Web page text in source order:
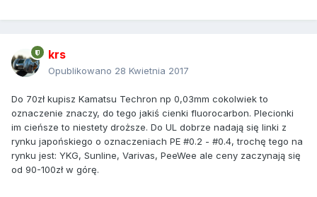
krs
Opublikowano 28 Kwietnia 2017
Do 70zł kupisz Kamatsu Techron np 0,03mm cokolwiek to
oznaczenie znaczy, do tego jakiś cienki fluorocarbon. Plecionki
im cieńsze to niestety droższe. Do UL dobrze nadają się linki z
rynku japońskiego o oznaczeniach PE #0.2 - #0.4, trochę tego na
rynku jest: YKG, Sunline, Varivas, PeeWee ale ceny zaczynają się
od 90-100zł w górę.